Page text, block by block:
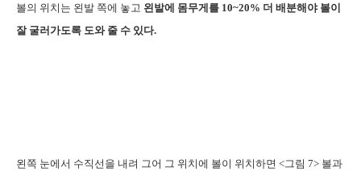
볼의 위치는 왼발 쪽에 놓고 왼발에 몸무게를 10~20% 더 배분해야 볼이
잘 굴러가도록 도와 줄 수 있다.
왼쪽 눈에서 수직선을 내려 그어 그 위치에 볼이 위치하면 <그림 7> 볼과